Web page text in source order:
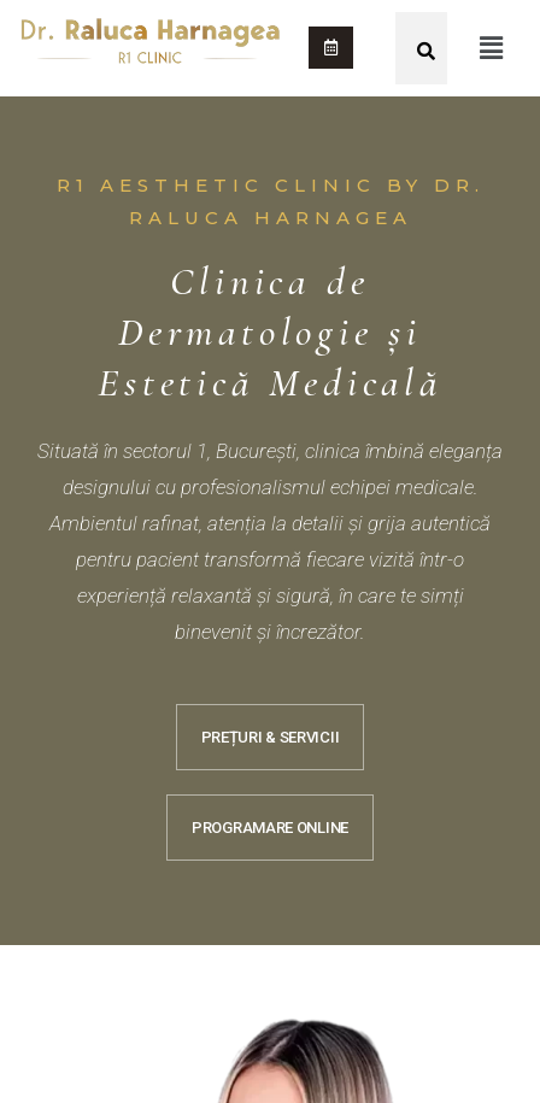
R1 AESTHETIC CLINIC BY DR.
RALUCA HARNAGEA
Clinica de
Dermatologie și
Estetică Medicală
Situată în sectorul 1, București, clinica îmbină eleganța
designului cu profesionalismul echipei medicale.
Ambientul rafinat, atenția la detalii și grija autentică
pentru pacient transformă fiecare vizită într-o
experiență relaxantă și sigură, în care te simți
binevenit și încrezător.
PREȚURI & SERVICII
PROGRAMARE ONLINE